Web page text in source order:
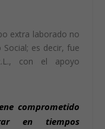
extra laborado no
es decir, fue
con el apoyo
comprometido
en tiempos